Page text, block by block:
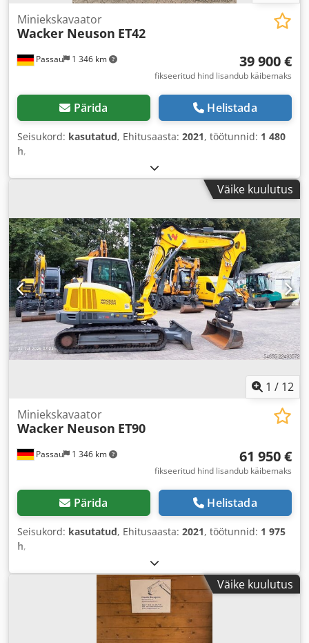
Passau 1 346 km
Miniekskavaator
Wacker Neuson ET42
39 900 €
fikseeritud hind lisandub käibemaks
Pärida Helistada
Seisukord: kasutatud, Ehitusaasta: 2021, töötunnid: 1 480
h,
Väike kuulutus
1 / 12
Passau 1 346 km
Miniekskavaator
Wacker Neuson ET90
61 950 €
fikseeritud hind lisandub käibemaks
Pärida Helistada
Seisukord: kasutatud, Ehitusaasta: 2021, töötunnid: 1 975
h,
Väike kuulutus